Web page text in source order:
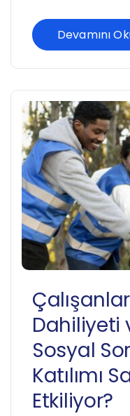
Devamını
Dahiliyeti
Sosyal
Katılımı
Etkiliyor?